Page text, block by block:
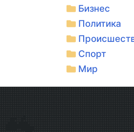
Бизнес
Политика
Спорт
Мир